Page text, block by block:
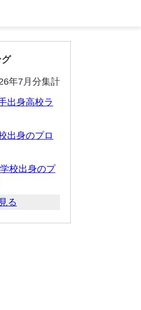
年7月分集計
出身高校ラ
出身のプロ
校出身のプ
る